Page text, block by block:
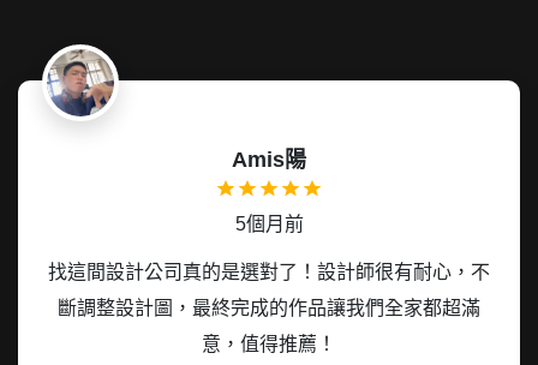
Amis陽
5個月前
找這間設計公司真的是選對了！設計師很有耐心，不
斷調整設計圖，最終完成的作品讓我們全家都超滿
意，值得推薦！